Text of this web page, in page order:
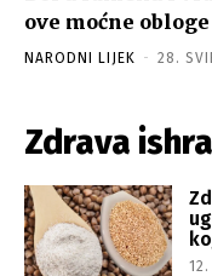
ove moćne
NARODNI LIJEK - 28.
Zdrava